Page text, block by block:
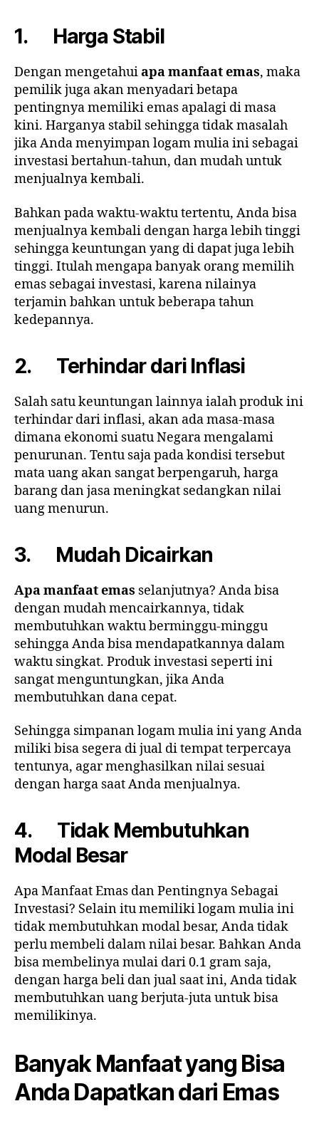
1. Harga Stabil
Dengan mengetahuiapa manfaat emas, maka
pemilik juga akan menyadari betapa
pentingnya memiliki emas apalagi di masa
kini. Harganya stabil sehingga tidak masalah
jika Anda menyimpan logam mulia ini sebagai
investasi bertahun-tahun, dan mudah untuk
menjualnya kembali.
Bahkan pada waktu-waktu tertentu, Anda bisa
menjualnya kembali dengan harga lebih tinggi
sehingga keuntungan yang di dapat juga lebih
tinggi. Itulah mengapa banyak orang memilih
emas sebagai investasi, karena nilainya
terjamin bahkan untuk beberapa tahun
kedepannya.
2. Terhindar dari Inflasi
Salah satu keuntungan lainnya ialah produk ini
terhindar dari inflasi, akan ada masa-masa
dimana ekonomi suatu Negara mengalami
penurunan. Tentu saja pada kondisi tersebut
mata uang akan sangat berpengaruh, harga
barang dan jasa meningkat sedangkan nilai
uang menurun.
3. Mudah Dicairkan
Apa manfaat emas selanjutnya? Anda bisa
dengan mudah mencairkannya, tidak
membutuhkan waktu berminggu-minggu
sehingga Anda bisa mendapatkannya dalam
waktu singkat. Produk investasi seperti ini
sangat menguntungkan, jika Anda
membutuhkan dana cepat.
Sehingga simpanan logam mulia ini yang Anda
miliki bisa segera di jual di tempat terpercaya
tentunya, agar menghasilkan nilai sesuai
dengan harga saat Anda menjualnya.
4. Tidak Membutuhkan
Modal Besar
Apa Manfaat Emas dan Pentingnya Sebagai
Investasi? Selain itu memiliki logam mulia ini
tidak membutuhkan modal besar, Anda tidak
perlu membeli dalam nilai besar. Bahkan Anda
bisa membelinya mulai dari 0.1 gram saja,
dengan harga beli dan jual saat ini, Anda tidak
membutuhkan uang berjuta-juta untuk bisa
memilikinya.
Banyak Manfaat yang Bisa
Anda Dapatkan dari Emas